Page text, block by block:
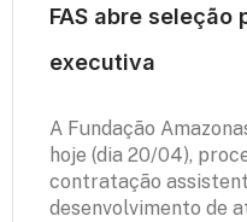
FAS abre seleção
executiva
A Fundação
hoje (dia 20/04),
contratação
desenvolvimento de